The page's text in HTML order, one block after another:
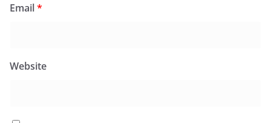
Email*
Website